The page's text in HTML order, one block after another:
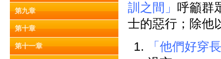
第九章
第十章
第十一章
訓之間」 呼籲群
士的惡行；除他
「他們好穿